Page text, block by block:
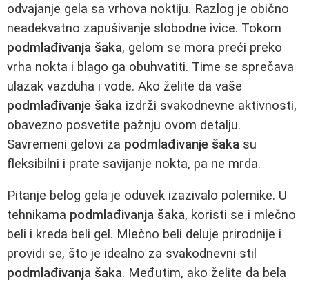
odvajanje gela sa vrhova noktiju. Razlog je obično
neadekvatno zapušivanje slobodne ivice. Tokom
podmlađivanja šaka, gelom se mora preći preko
vrha nokta i blago ga obuhvatiti. Time se sprečava
ulazak vazduha i vode. Ako želite da vaše
podmlađivanje šaka izdrži svakodnevne aktivnosti,
obavezno posvetite pažnju ovom detalju.
Savremeni gelovi za podmlađivanje šaka su
fleksibilni i prate savijanje nokta, pa ne mrda.
Pitanje belog gela je oduvek izazivalo polemike. U
tehnikama podmlađivanja šaka, koristi se i mlečno
beli i kreda beli gel. Mlečno beli deluje prirodnije i
providi se, što je idealno za svakodnevni stil
podmlađivanja šaka. Međutim, ako želite da bela